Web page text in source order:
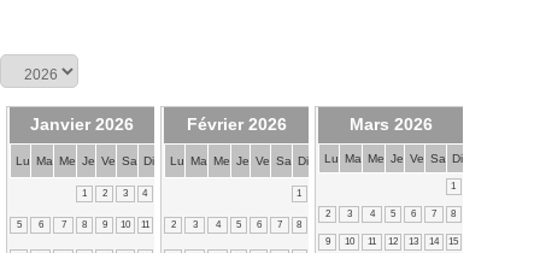
Janvier 2026
Lu Ma Me Je Ve Sa Di
1 2 3 4
5 6 7 8 9 10 11
Février 2026
Lu Ma Me Je Ve Sa Di
1
2 3 4 5 6 7 8
Mars 2026
Lu Ma Me Je Ve Sa Di
1
2 3 4 5 6 7 8
9 10 11 12 13 14 15